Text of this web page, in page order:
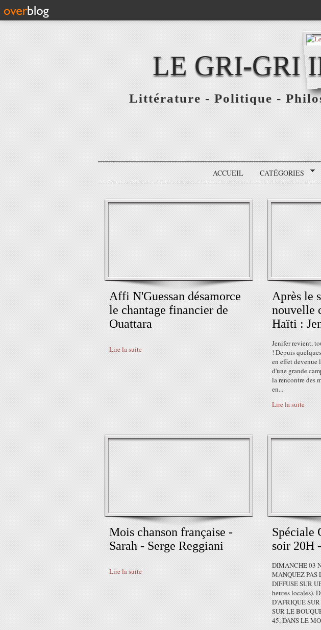
LE GRI-GRI
Littérature - Politique -
ACCUEIL CATÉGORIES
Affi N'Guessan désamorce
le chantage financier de
Ouattara
Lire la suite
Après le
nouvelle
Haïti :
Jenifer revient,
! Depuis
en effet devenue
d'une grande
la rencontre des
en...
Lire la suite
Mois chanson française -
Sarah - Serge Reggiani
Lire la suite
Spéciale
soir 20H
DIMANCHE 03
MANQUEZ PAS
DIFFUSE SUR
heures locales).
D'AFRIQUE
SUR LE
45, DANS LE